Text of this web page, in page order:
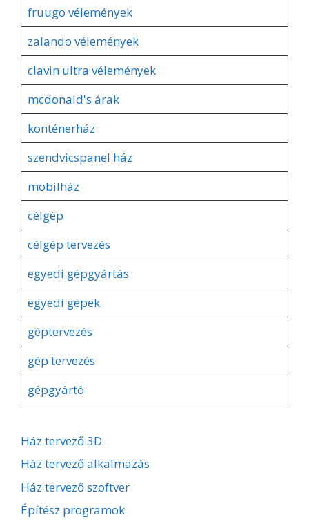
fruugo vélemények
zalando vélemények
clavin ultra vélemények
mcdonald's árak
konténerház
szendvicspanel ház
mobilház
célgép
célgép tervezés
egyedi gépgyártás
egyedi gépek
géptervezés
gép tervezés
gépgyártó
Ház tervező 3D
Ház tervező alkalmazás
Ház tervező szoftver
Építész programok